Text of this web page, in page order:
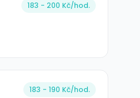
183 - 200 Kč/hod.
183 - 190 Kč/hod.